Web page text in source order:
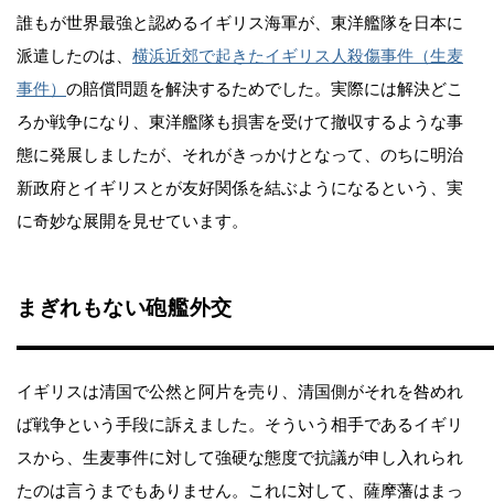
誰もが世界最強と認めるイギリス海軍が、東洋艦隊を日本に
派遣したのは、 横浜近郊で起きたイギリス人殺傷事件（生麦
事件） の賠償問題を解決するためでした。実際には解決どこ
ろか戦争になり、東洋艦隊も損害を受けて撤収するような事
態に発展しましたが、それがきっかけとなって、のちに明治
新政府とイギリスとが友好関係を結ぶようになるという、実
に奇妙な展開を見せています。
まぎれもない砲艦外交
イギリスは清国で公然と阿片を売り、清国側がそれを咎めれ
ば戦争という手段に訴えました。そういう相手であるイギリ
スから、生麦事件に対して強硬な態度で抗議が申し入れられ
たのは言うまでもありません。これに対して、薩摩藩はまっ